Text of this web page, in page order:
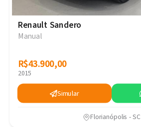
Renault Sandero
Manual
R$43.900,00
R$43.900,00
2015
Simular
Florianópolis - SC